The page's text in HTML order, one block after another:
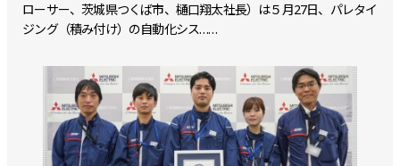
ローサー、茨城県つくば市、樋口翔太社長）は５月27日、パレタイ
ジング（積み付け）の自動化シス……